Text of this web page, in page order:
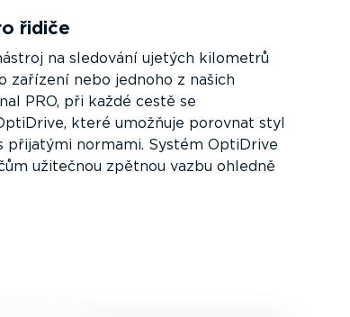
řidiče
na sledování ujetých kilometrů
zařízení nebo jednoho z našich
PRO, při každé cestě se
které umožňuje porovnat styl
přijatými normami. Systém OptiDrive
užitečnou zpětnou vazbu ohledně